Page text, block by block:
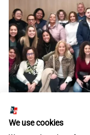
We use cookies